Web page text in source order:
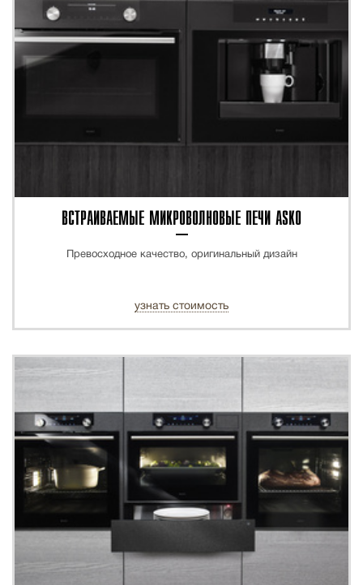
ВСТРАИВАЕМЫЕ МИКРОВОЛНОВЫЕ ПЕЧИ ASKO
Превосходное качество, оригинальный дизайн
узнать стоимость